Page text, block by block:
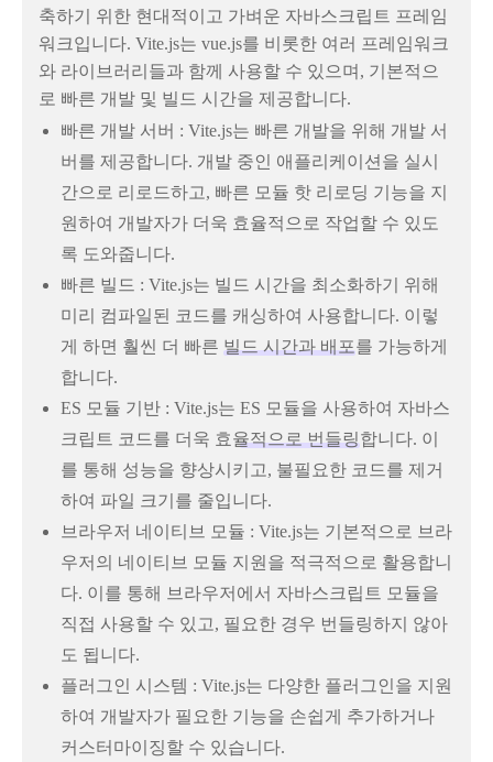
축하기 위한 현대적이고 가벼운 자바스크립트 프레임
워크입니다. Vite.js는 vue.js를 비롯한 여러 프레임워크
와 라이브러리들과 함께 사용할 수 있으며, 기본적으
로 빠른 개발 및 빌드 시간을 제공합니다.
빠른 개발 서버 : Vite.js는 빠른 개발을 위해 개발 서
버를 제공합니다. 개발 중인 애플리케이션을 실시
간으로 리로드하고, 빠른 모듈 핫 리로딩 기능을 지
원하여 개발자가 더욱 효율적으로 작업할 수 있도
록 도와줍니다.
빠른 빌드 : Vite.js는 빌드 시간을 최소화하기 위해
미리 컴파일된 코드를 캐싱하여 사용합니다. 이렇
게 하면 훨씬 더 빠른 빌드 시간과 배포를 가능하게
합니다.
ES 모듈 기반 : Vite.js는 ES 모듈을 사용하여 자바스
크립트 코드를 더욱 효율적으로 번들링합니다. 이
를 통해 성능을 향상시키고, 불필요한 코드를 제거
하여 파일 크기를 줄입니다.
브라우저 네이티브 모듈 : Vite.js는 기본적으로 브라
우저의 네이티브 모듈 지원을 적극적으로 활용합니
다. 이를 통해 브라우저에서 자바스크립트 모듈을
직접 사용할 수 있고, 필요한 경우 번들링하지 않아
도 됩니다.
플러그인 시스템 : Vite.js는 다양한 플러그인을 지원
하여 개발자가 필요한 기능을 손쉽게 추가하거나
커스터마이징할 수 있습니다.